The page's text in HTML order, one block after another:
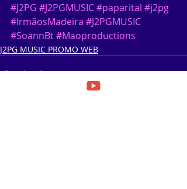
#J2PG #J2PGMUSIC#paparital #j2pg
#IrmãosMadeira #J2PGMUSIC
#SoannBt#Maoproductions
J2PG MUSIC PROMO WEB